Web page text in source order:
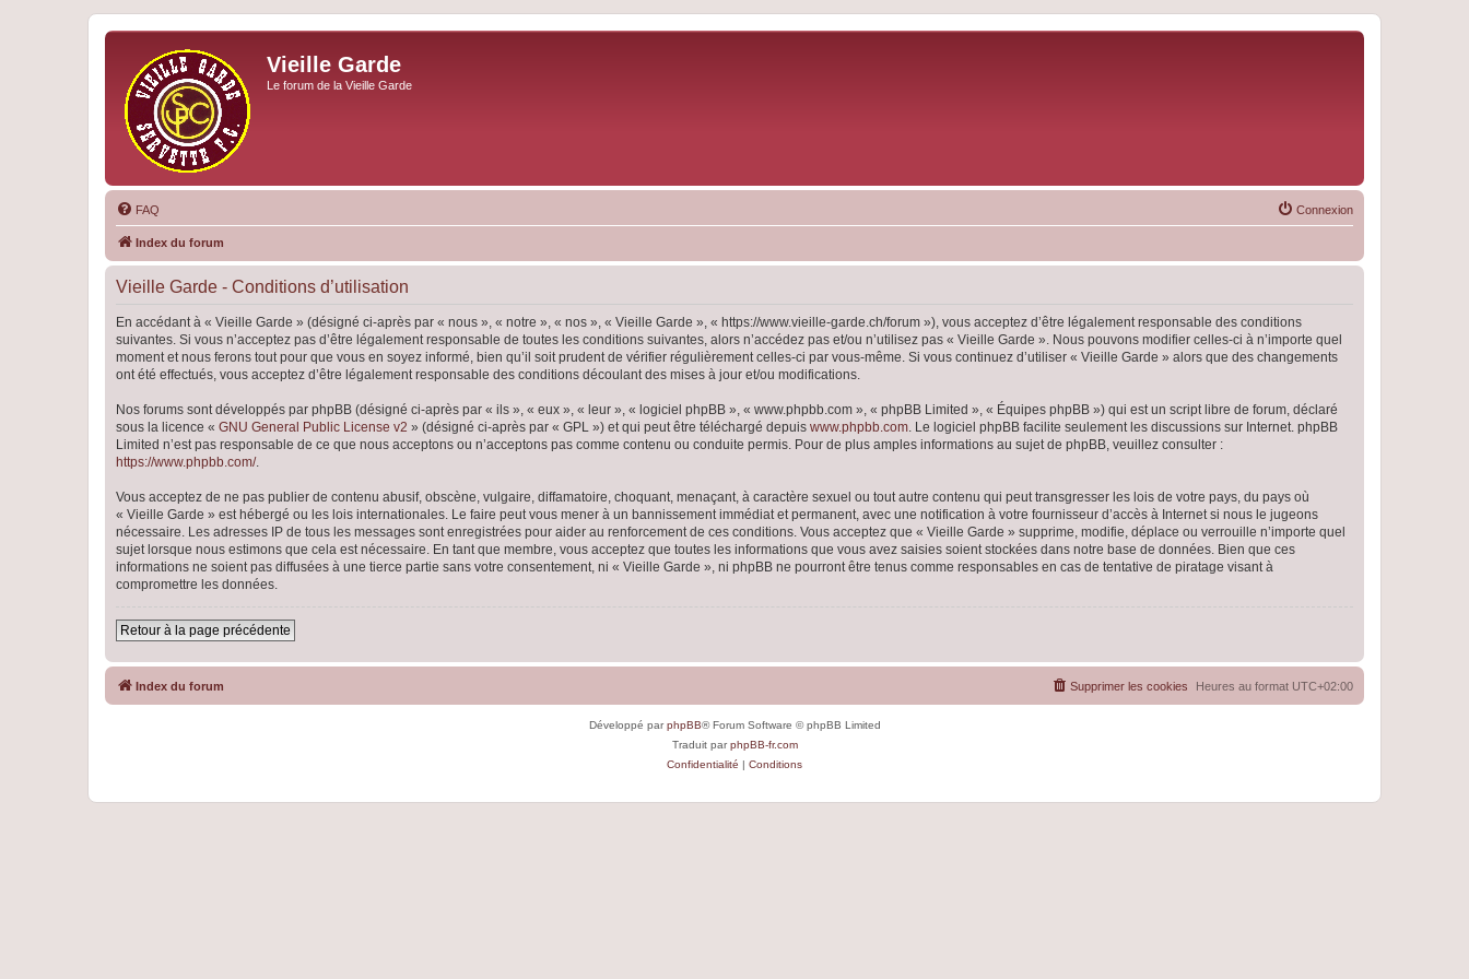
Vieille Garde
Le forum de la Vieille Garde
FAQ Connexion
Index du forum
Vieille Garde - Conditions d’utilisation
En accédant à « Vieille Garde » (désigné ci-après par « nous », « notre », « nos », « Vieille Garde », « https://www.vieille-garde.ch/forum »), vous acceptez d’être légalement responsable des conditions
suivantes. Si vous n’acceptez pas d’être légalement responsable de toutes les conditions suivantes, alors n’accédez pas et/ou n’utilisez pas « Vieille Garde ». Nous pouvons modifier celles-ci à n’importe quel
moment et nous ferons tout pour que vous en soyez informé, bien qu’il soit prudent de vérifier régulièrement celles-ci par vous-même. Si vous continuez d’utiliser « Vieille Garde » alors que des changements
ont été effectués, vous acceptez d’être légalement responsable des conditions découlant des mises à jour et/ou modifications.
Nos forums sont développés par phpBB (désigné ci-après par « ils », « eux », « leur », « logiciel phpBB », « www.phpbb.com », « phpBB Limited », « Équipes phpBB ») qui est un script libre de forum, déclaré
sous la licence « GNU General Public License v2 » (désigné ci-après par « GPL ») et qui peut être téléchargé depuis www.phpbb.com. Le logiciel phpBB facilite seulement les discussions sur Internet. phpBB
Limited n’est pas responsable de ce que nous acceptons ou n’acceptons pas comme contenu ou conduite permis. Pour de plus amples informations au sujet de phpBB, veuillez consulter :
https://www.phpbb.com/.
Vous acceptez de ne pas publier de contenu abusif, obscène, vulgaire, diffamatoire, choquant, menaçant, à caractère sexuel ou tout autre contenu qui peut transgresser les lois de votre pays, du pays où
« Vieille Garde » est hébergé ou les lois internationales. Le faire peut vous mener à un bannissement immédiat et permanent, avec une notification à votre fournisseur d’accès à Internet si nous le jugeons
nécessaire. Les adresses IP de tous les messages sont enregistrées pour aider au renforcement de ces conditions. Vous acceptez que « Vieille Garde » supprime, modifie, déplace ou verrouille n’importe quel
sujet lorsque nous estimons que cela est nécessaire. En tant que membre, vous acceptez que toutes les informations que vous avez saisies soient stockées dans notre base de données. Bien que ces
informations ne soient pas diffusées à une tierce partie sans votre consentement, ni « Vieille Garde », ni phpBB ne pourront être tenus comme responsables en cas de tentative de piratage visant à
compromettre les données.
Retour à la page précédente
Index du forum Heures au format UTC+02:00
Supprimer les cookies
Développé parphpBB® Forum Software © phpBB Limited
Traduit parphpBB-fr.com
Confidentialité | Conditions